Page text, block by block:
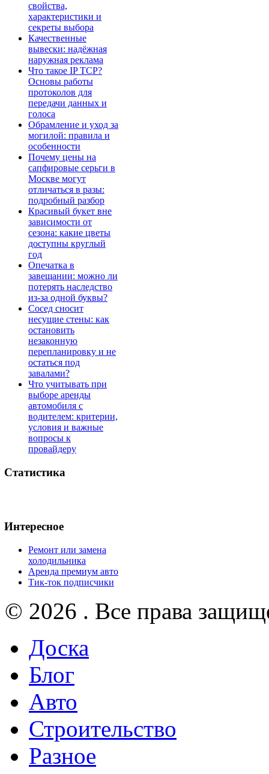
свойства,
характеристики и
секреты выбора
Качественные
вывески: надёжная
наружная реклама
Что такое IP TCP?
Основы работы
протоколов для
передачи данных и
голоса
Обрамление и уход за
могилой: правила и
особенности
Почему цены на
сапфировые серьги в
Москве могут
отличаться в разы:
подробный разбор
Красивый букет вне
зависимости от
сезона: какие цветы
доступны круглый
год
Опечатка в
завещании: можно ли
потерять наследство
из-за одной буквы?
Сосед сносит
несущие стены: как
остановить
незаконную
перепланировку и не
остаться под
завалами?
Что учитывать при
выборе аренды
автомобиля с
водителем: критерии,
условия и важные
вопросы к
провайдеру
Статистика
Интересное
Ремонт или замена
холодильника
Аренда премиум авто
Тик-ток подписчики
© 2026 . Все права
Доска
Блог
Авто
Строительство
Разное